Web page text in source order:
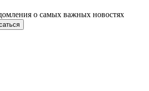
о самых важных новостях